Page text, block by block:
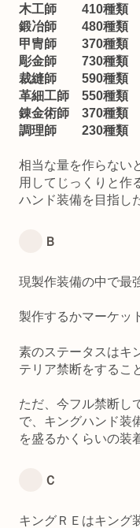
木工師 410種類
鍛冶師 480種類
甲冑師 370種類
彫金師 730種類
裁縫師 590種類
革細工師 550種類
錬金術師 370種類
調理師 230種類
相当な量を作らない
用してじっくりと作
ハンド装備を目指し
Ｂ
現製作装備の中で最
製作するかマーケッ
素のステータスはキ
テリア禁断をするこ
ただ、今フル禁断し
で、キングハンド装
を盛るかくらいの装
Ｃ
キングＲＥはキング